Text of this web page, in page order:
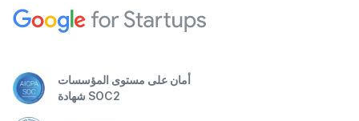
أمان على مستوى المؤسسات
شهادة SOC2